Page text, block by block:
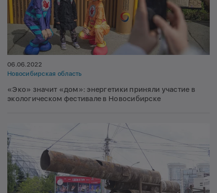
06.06.2022
Новосибирская область
«Эко» значит «дом»: энергетики приняли участие в
экологическом фестивале в Новосибирске